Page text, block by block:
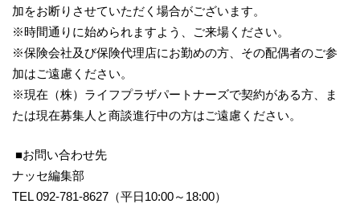
加をお断りさせていただく場合がございます。
※時間通りに始められますよう、ご来場ください。
※保険会社及び保険代理店にお勤めの方、その配偶者のご参
加はご遠慮ください。
※現在（株）ライフプラザパートナーズで契約がある方、ま
たは現在募集人と商談進行中の方はご遠慮ください。
■お問い合わせ先
ナッセ編集部
TEL 092-781-8627（平日10:00～18:00）